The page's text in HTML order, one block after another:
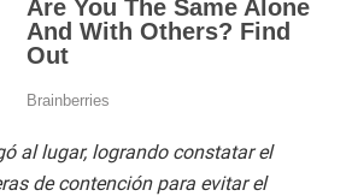
al lugar, logrando constatar el
de contención para evitar el